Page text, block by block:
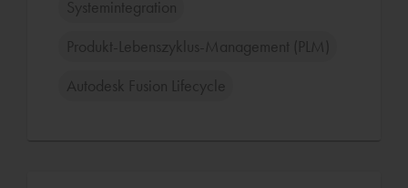
Systemintegration
Produkt-Lebenszyklus-Management (PLM)
Autodesk Fusion Lifecycle